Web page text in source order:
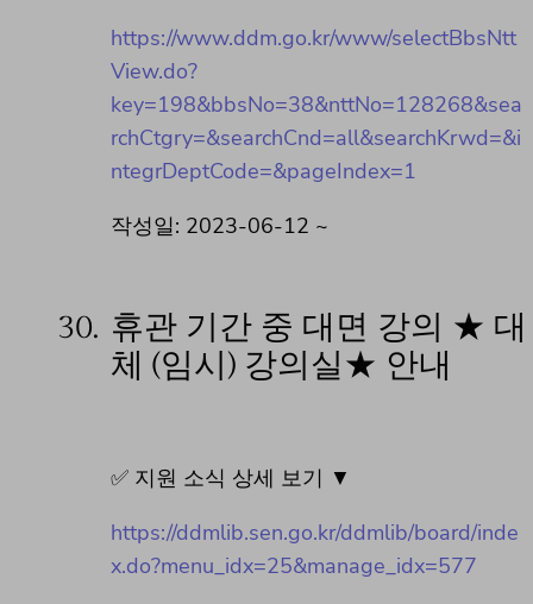
https://www.ddm.go.kr/www/selectBbsNtt
View.do?
key=198&bbsNo=38&nttNo=128268&sea
rchCtgry=&searchCnd=all&searchKrwd=&i
ntegrDeptCode=&pageIndex=1
작성일: 2023-06-12 ~
30. 휴관 기간 중 대면 강의 ★ 대
체 (임시) 강의실★ 안내
✅ 지원 소식 상세 보기 ▼
https://ddmlib.sen.go.kr/ddmlib/board/inde
x.do?menu_idx=25&manage_idx=577